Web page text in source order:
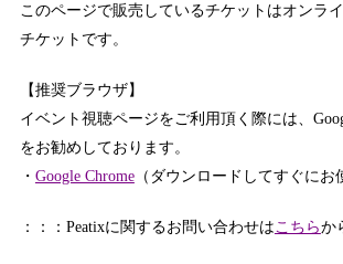
このページで販売しているチケットはオンラ
チケットです。
【推奨ブラウザ】
イベント視聴ページをご利用頂く際には、
をお勧めしております。
・ Google Chrome（ダウンロードしてすぐにお
：：：Peatixに関するお問い合わせはこちらか